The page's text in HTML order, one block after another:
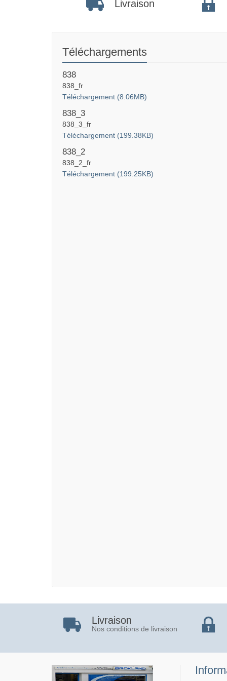
Livraison
Téléchargements
838
838_fr
Téléchargement (8.06MB)
838_3
838_3_fr
Téléchargement (199.38KB)
838_2
838_2_fr
Téléchargement (199.25KB)
Livraison
Nos conditions de livraison